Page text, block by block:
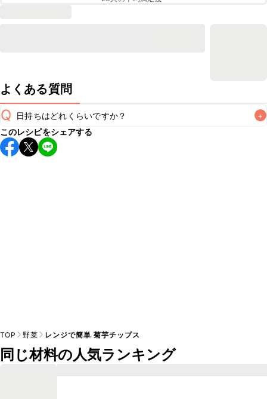
よくある質問
Q 日持ちはどれくらいですか？ +
保存期間は冷蔵で翌日中が目安です。なるべくお早めにお召
し上がりください。
このレシピをシェアする
TOP 野菜 レンジで簡単 菊芋チップス
同じ材料の人気ランキング